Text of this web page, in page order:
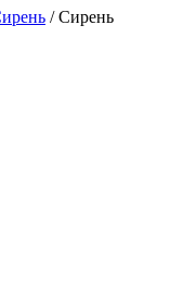
/ Сирень